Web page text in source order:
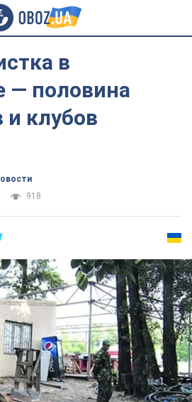
в
— половина
и клубов
918